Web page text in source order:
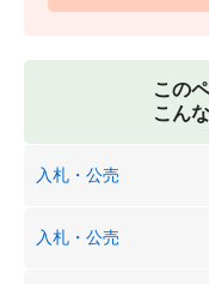
この
こん
入札・公売
入札・公売